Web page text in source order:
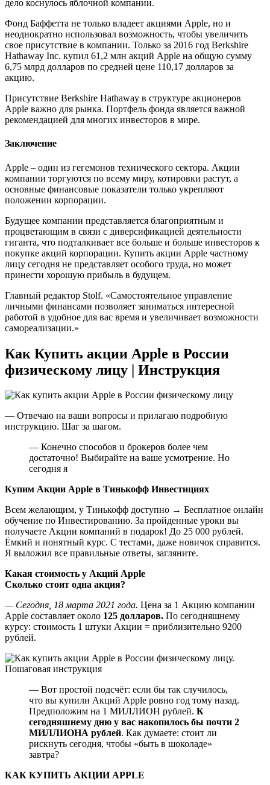
дело коснулось яблочной компании.
Фонд Баффетта не только владеет акциями Apple, но и
неоднократно использовал возможность, чтобы увеличить
свое присутствие в компании. Только за 2016 год Berkshire
Hathaway Inc. купил 61,2 млн акций Apple на общую сумму
6,75 млрд долларов по средней цене 110,17 долларов за
акцию.
Присутствие Berkshire Hathaway в структуре акционеров
Apple важно для рынка. Портфель фонда является важной
рекомендацией для многих инвесторов в мире.
Заключение
Apple – один из гегемонов технического сектора. Акции
компании торгуются по всему миру, котировки растут, а
основные финансовые показатели только укрепляют
положении корпорации.
Будущее компании представляется благоприятным и
процветающим в связи с диверсификацией деятельности
гиганта, что подталкивает все больше и больше инвесторов к
покупке акций корпорации. Купить акции Apple частному
лицу сегодня не представляет особого труда, но может
принести хорошую прибыль в будущем.
Главный редактор Stolf. «Самостоятельное управление
личными финансами позволяет заниматься интересной
работой в удобное для вас время и увеличивает возможности
самореализации.»
Как Купить акции Apple в России
физическому лицу | Инструкция
— Отвечаю на ваши вопросы и прилагаю подробную
инструкцию. Шаг за шагом.
— Конечно способов и брокеров более чем
достаточно! Выбирайте на ваше усмотрение. Но
сегодня я
Купим Акции Apple в Тинькофф Инвестициях
Всем желающим, у Тинькофф доступно → Бесплатное онлайн
обучение по Инвестированию. За пройденные уроки вы
получаете Акции компаний в подарок! До 25 000 рублей.
Ёмкий и понятный курс. С тестами, даже новичок справится.
Я выложил все правильные ответы, загляните.
Какая стоимость у Акций Apple
Сколько стоит одна акция?
— Сегодня, 18 марта 2021 года. Цена за 1 Акцию компании
Apple составляет около 125 долларов. По сегодняшнему
курсу: стоимость 1 штуки Акции = приблизительно 9200
рублей.
— Вот простой подсчёт: если бы так случилось,
что вы купили Акций Apple ровно год тому назад.
Предположим на 1 МИЛЛИОН рублей. К
сегодняшнему дню у вас накопилось бы почти 2
МИЛЛИОНА рублей. Как думаете: стоит ли
рискнуть сегодня, чтобы «быть в шоколаде»
завтра?
КАК КУПИТЬ АКЦИИ APPLE